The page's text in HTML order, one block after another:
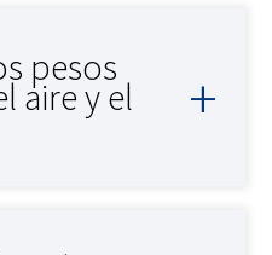
pesos
aire y el